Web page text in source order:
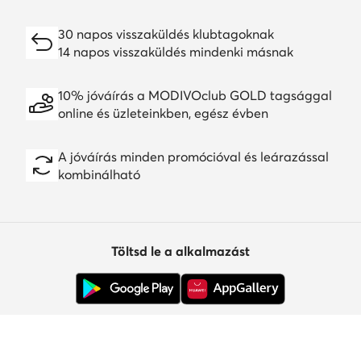
30 napos visszaküldés klubtagoknak
14 napos visszaküldés mindenki másnak
10% jóváírás a MODIVOclub GOLD tagsággal
online és üzleteinkben, egész évben
A jóváírás minden promócióval és leárazással
kombinálható
Töltsd le a alkalmazást